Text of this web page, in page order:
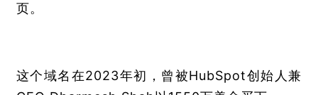
页。
这个域名在2023年初，曾被HubSpot创始人兼